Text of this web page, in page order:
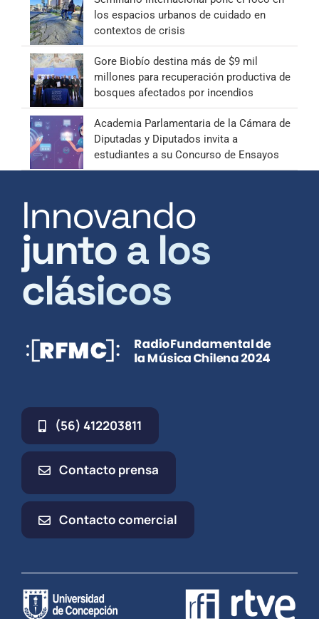
los espacios urbanos de cuidado en
contextos de crisis
Gore Biobío destina más de $9 mil
millones para recuperación productiva de
bosques afectados por incendios
Academia Parlamentaria de la Cámara de
Diputadas y Diputados invita a
estudiantes a su Concurso de Ensayos
Innovando
junto a los
clásicos
(56) 412203811
Contacto prensa
Contacto comercial